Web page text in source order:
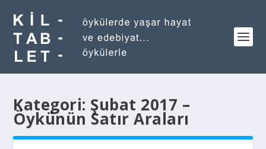
Kategori: Şubat 2017 –
Öykünün Satır Araları